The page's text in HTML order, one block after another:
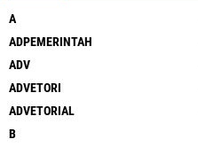
A
ADPEMERINTAH
ADV
ADVETORI
ADVETORIAL
B